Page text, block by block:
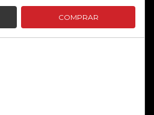
COMPRAR